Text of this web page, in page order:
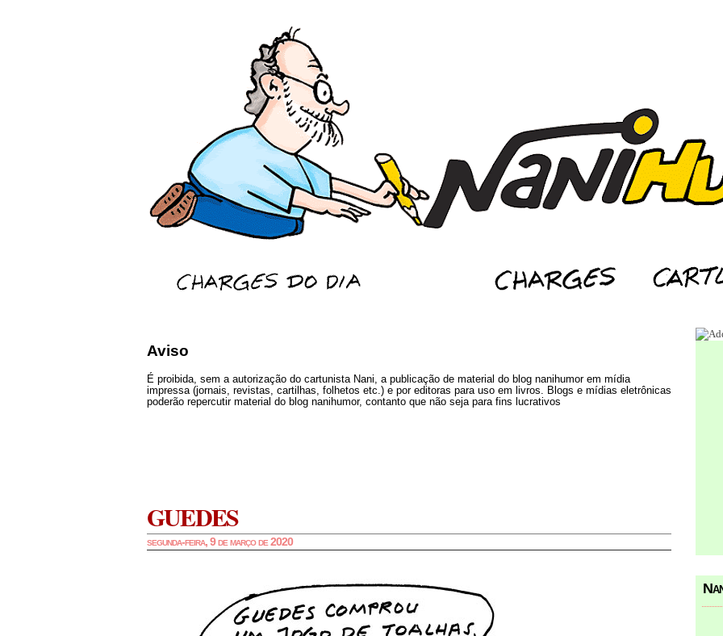
Aviso
É proibida, sem a autorização do cartunista Nani, a publicação de material do blog nanihumor em mídia
impressa (jornais, revistas, cartilhas, folhetos etc.) e por editoras para uso em livros. Blogs e mídias eletrônicas
poderão repercutir material do blog nanihumor, contanto que não seja para fins lucrativos
GUEDES
segunda-feira, 9 de março de 2020